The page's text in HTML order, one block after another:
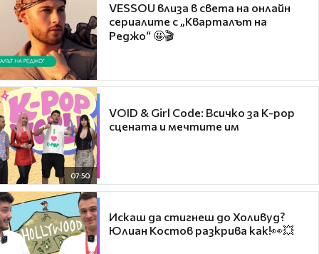
VESSOU влиза в света на онлайн
сериалите с „Кварталът на
Реджо“ 🤩🎬
07:50
VOID & Girl Code: Всичко за K-pop
сцената и мечтите им
Искаш да стигнеш до Холивуд?
Юлиан Костов разкрива как!👀💥